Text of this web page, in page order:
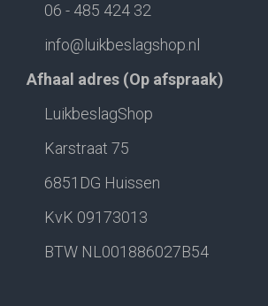
06 - 485 424 32
info@luikbeslagshop.nl
Afhaal adres (Op afspraak)
LuikbeslagShop
Karstraat 75
6851DG Huissen
KvK 09173013
BTW NL001886027B54